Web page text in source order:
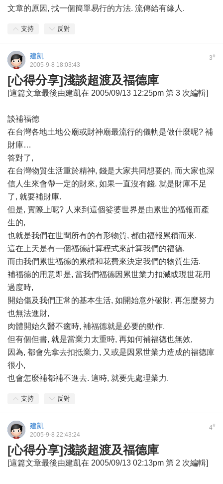
文章的原因, 找一個簡單易行的方法. 流傳給有緣人.
支持 反對
3#
建凱
2005-9-8 18:03:43
[心得分享]淺談超渡及福德庫
[這篇文章最後由建凱在 2005/09/13 12:25pm 第 3 次編輯]
談補福德
在台灣各地土地公廟或財神廟最流行的儀軌是做什麼呢? 補
財庫…
答對了,
在台灣物質生活重於精神, 錢是大家共同想要的, 而大家也深
信人生來會帶一定的財來, 如果一直沒有錢. 就是財庫不足
了, 就要補財庫.
但是, 實際上呢? 人來到這個娑婆世界是由累世的福報而產
生的,
也就是我們在世間所有的有形物質, 都由福報累積而來.
這在上天是有一個福德計算程式來計算我們的福德,
而由我們累世福德的累積和花費來決定我們的物質生活.
補福德的用意即是, 當我們福德因累世業力扣減或現世花用
過度時,
開始傷及我們正常的基本生活, 如開始意外破財, 再怎麼努力
也無法進財,
肉體開始久醫不癒時, 補福德就是必要的動作.
但有個但書, 就是當業力太重時, 再如何補福德也無效,
因為, 都會先拿去扣抵業力, 又或是因累世業力造成的福德庫
很小,
也會怎麼補都補不進去. 這時, 就要先處理業力.
支持 反對
4#
建凱
2005-9-8 22:43:24
[心得分享]淺談超渡及福德庫
[這篇文章最後由建凱在 2005/09/13 02:13pm 第 2 次編輯]